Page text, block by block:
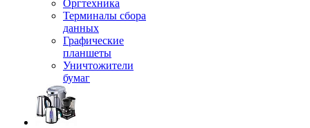
Оргтехника
Терминалы сбора
данных
Графические
планшеты
Уничтожители
бумаг